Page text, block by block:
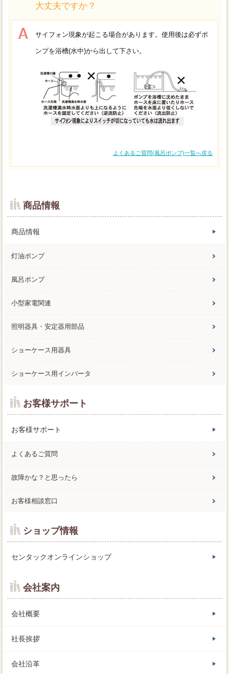
大丈夫ですか？
サイフォン現象が起こる場合があります。 使用後は必ずポ
ンプを浴槽(水中)から出して下さい。
よくあるご質問(風呂ポンプ)一覧へ戻る
商品情報
商品情報
灯油ポンプ
風呂ポンプ
小型家電関連
照明器具・安定器用部品
ショーケース用器具
ショーケース用インバータ
お客様サポート
お客様サポート
よくあるご質問
故障かな？と思ったら
お客様相談窓口
ショップ情報
センタックオンラインショップ
会社案内
会社概要
社長挨拶
会社沿革